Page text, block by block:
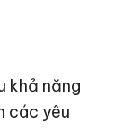
khả năng
các yêu